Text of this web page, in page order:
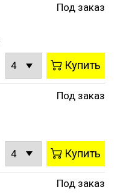
Под заказ
Купить
Под заказ
Купить
Под заказ